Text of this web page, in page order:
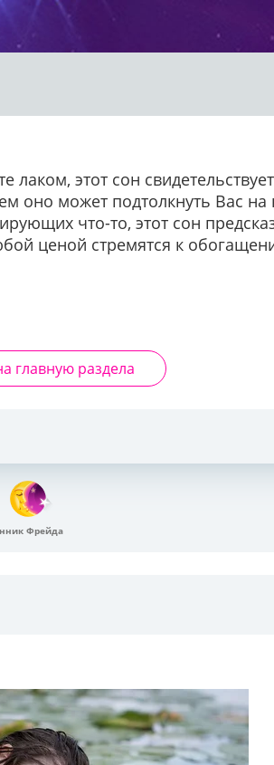
лаком, этот сон
оно может подтолкнуть Вас на
что-то, этот сон
ценой стремятся к
главную раздела
Фрейда